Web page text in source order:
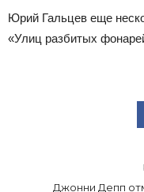
Юрий Гальцев еще
«Улиц разбитых
Джонни Депп